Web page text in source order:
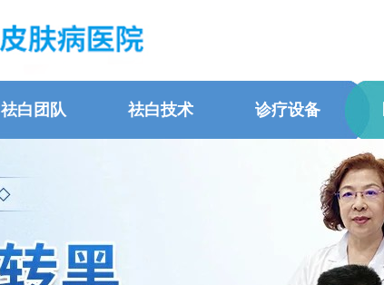
祛白团队 祛白技术 诊疗设备